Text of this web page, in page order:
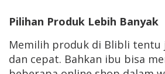
Pilihan Produk Lebih Banyak
Memilih produk di Blibli tentu
dan cepat. Bahkan ibu bisa